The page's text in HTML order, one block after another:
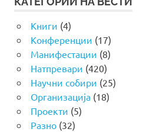
Книги (4)
Конференции (17)
Манифестации (8)
Натпревари (420)
Научни собири (25)
Организација(18)
Проекти (5)
Разно(32)